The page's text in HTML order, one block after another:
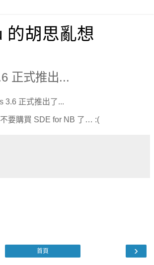
的胡思亂想
正式推出...
3.6 正式推出了...
要購買 SDE for NB 了… :(
›
首頁